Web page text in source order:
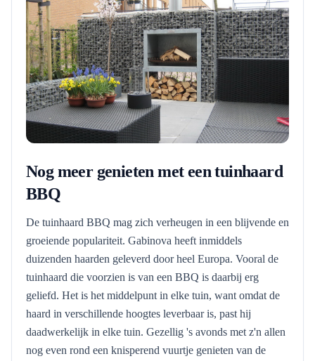
Nog meer genieten met een tuinhaard
BBQ
De tuinhaard BBQ mag zich verheugen in een blijvende en
groeiende populariteit. Gabinova heeft inmiddels
duizenden haarden geleverd door heel Europa. Vooral de
tuinhaard die voorzien is van een BBQ is daarbij erg
geliefd. Het is het middelpunt in elke tuin, want omdat de
haard in verschillende hoogtes leverbaar is, past hij
daadwerkelijk in elke tuin. Gezellig 's avonds met z'n allen
nog even rond een knisperend vuurtje genieten van de